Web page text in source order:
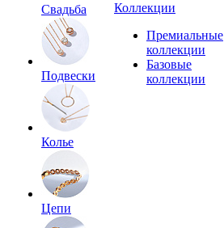
Свадьба
Подвески
Колье
Цепи
Коллекции
Премиальные
коллекции
Базовые
коллекции